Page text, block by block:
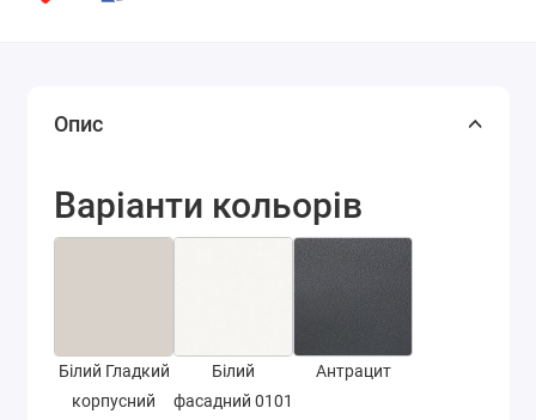
Опис
Варіанти кольорів
Білий Гладкий
корпусний
Білий
фасадний 0101
Антрацит